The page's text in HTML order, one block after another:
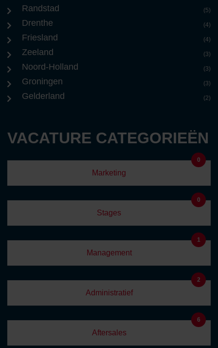
Randstad (5)
Drenthe (4)
Friesland (4)
Zeeland (3)
Noord-Holland (3)
Groningen (3)
Gelderland (2)
VACATURE CATEGORIEËN
Marketing
0
Stages
0
Management
1
Administratief
2
Aftersales
6